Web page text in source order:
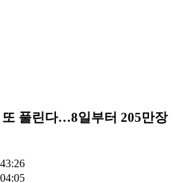
또 풀린다…8일부터 205만장